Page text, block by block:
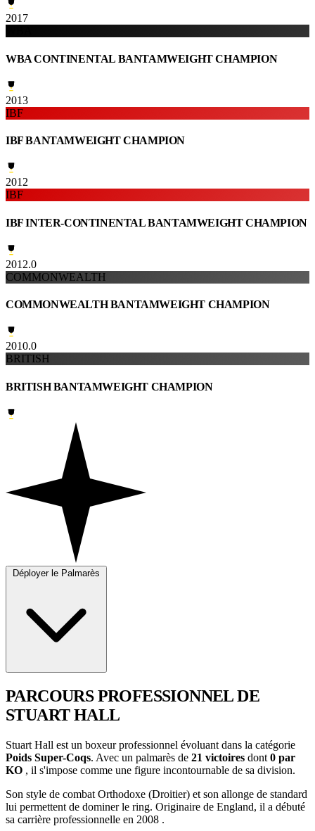
2017
WBA CONTINENTAL BANTAMWEIGHT CHAMPION
2013
IBF
IBF BANTAMWEIGHT CHAMPION
2012
IBF
IBF INTER-CONTINENTAL BANTAMWEIGHT CHAMPION
2012.0
COMMONWEALTH
COMMONWEALTH BANTAMWEIGHT CHAMPION
2010.0
BRITISH
BRITISH BANTAMWEIGHT CHAMPION
Déployer le Palmarès
PARCOURS PROFESSIONNELDE
STUART HALL
Stuart Hall est un boxeur professionnel évoluant dans la catégorie
Poids Super-Coqs. Avec un palmarès de 21 victoires dont 0 par
KO , il s'impose comme une figure incontournable de sa division.
Son style de combat Orthodoxe (Droitier) et son allonge de standard
lui permettent de dominer le ring. Originaire de England, il a débuté
sa carrière professionnelle en 2008 .